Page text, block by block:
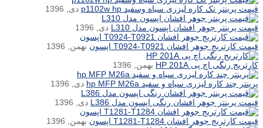
قیمت پرینتر تک کاره لیزری سیاه وسفید p1102w hp
دی, 1396
قیمت پرینتر جوهر افشان اپسون مدل L310
دی, 1396
قیمت کارتریج جوهر افشان T0924-T0921 اپسون
بهمن, 1396
کارتریج رنگی اچ پی HP 201A
بهمن, 1396
پرینتر چند کاره لیزری سیاه و سفید hp MFP M26a
دی, 1396
قیمت پرینتر جوهر افشان رنگی اپسون مدل L386
دی, 1396
قیمت کارتریج جوهر افشان T1281-T1284 اپسون
بهمن, 1396